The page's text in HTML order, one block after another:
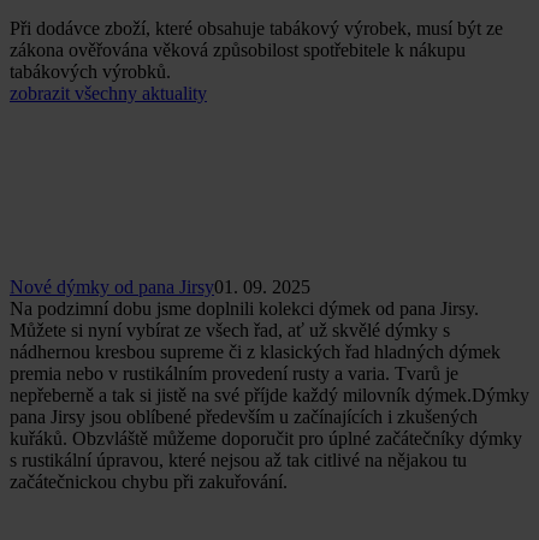
Při dodávce zboží, které obsahuje tabákový výrobek, musí být ze
zákona ověřována věková způsobilost spotřebitele k nákupu
tabákových výrobků.
zobrazit všechny aktuality
Nové dýmky od pana Jirsy01. 09. 2025
Na podzimní dobu jsme doplnili kolekci dýmek od pana Jirsy.
Můžete si nyní vybírat ze všech řad, ať už skvělé dýmky s
nádhernou kresbou supreme či z klasických řad hladných dýmek
premia nebo v rustikálním provedení rusty a varia. Tvarů je
nepřeberně a tak si jistě na své příjde každý milovník dýmek.Dýmky
pana Jirsy jsou oblíbené především u začínajících i zkušených
kuřáků. Obzvláště můžeme doporučit pro úplné začátečníky dýmky
s rustikální úpravou, které nejsou až tak citlivé na nějakou tu
začátečnickou chybu při zakuřování.